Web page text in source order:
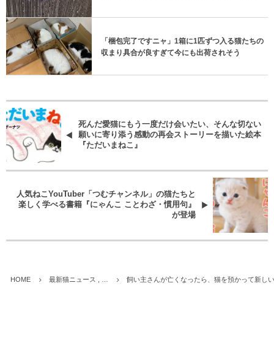
「梱包完了ですニャ」1箱に1匹ずつ入る猫たちの
収まり具合が良すぎて今にも出荷されそう
死んだ愛猫にもう一度だけ会いたい、そんな切ない
願いに寄り添う感動の再会ストーリーを描いた絵本
『ただいまねこ』
人気ねこYouTuber「つむチャンネル」の猫たちと
楽しく学べる書籍『にゃんこ ことわざ・慣用句』
が登場
HOME 最新猫ニュース , … 飼い主さんが亡くなったら、猫を預かって新し